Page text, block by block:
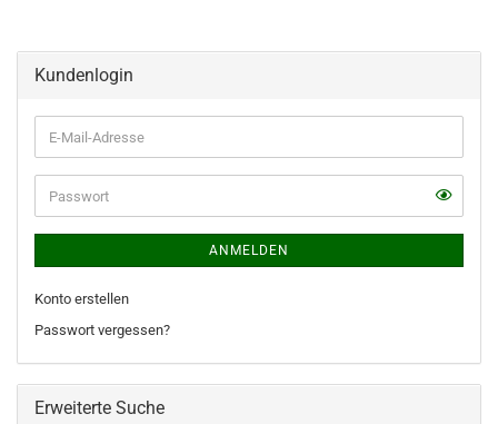
Kundenlogin
E-
Mail-
Adresse
ANMELDEN
Konto erstellen
Passwort vergessen?
Erweiterte Suche